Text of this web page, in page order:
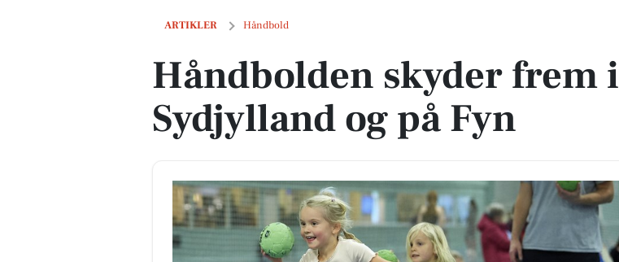
ARTIKLER Håndbold
Håndbolden skyder frem i Sydjylland og på Fyn
Håndbolden skyder frem i
Sydjylland og på Fyn